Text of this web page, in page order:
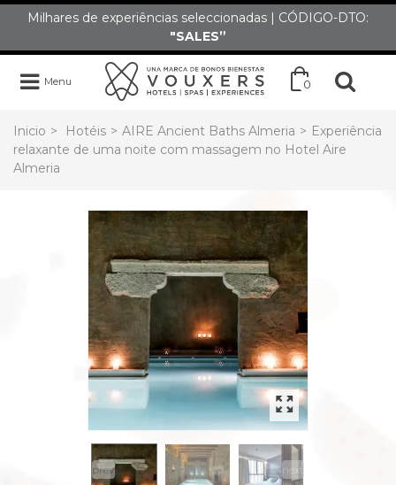
Milhares de experiências seleccionadas | CÓDIGO-DTO:
"SALES”
Menu 0
Inicio > Hotéis > AIRE Ancient Baths Almeria > Experiência
relaxante de uma noite com massagem no Hotel Aire
Almeria
prev next